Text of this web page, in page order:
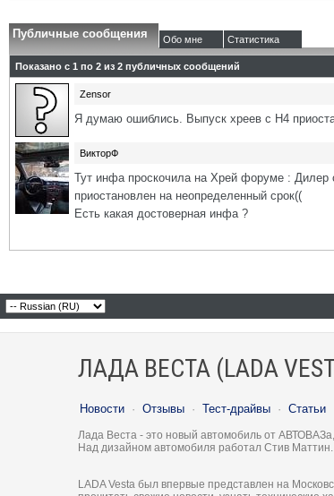
Публичные сообщения Обо мне Статистика
Показано с 1 по 2 из 2 публичных сообщений
Zensor
Я думаю ошиблись. Выпуск хреев с Н4
ВикторФ
Тут инфа проскочила на Хрей форуме : Дилер
приостановлен на неопределенный срок((
Есть какая достоверная инфа ?
ЛАДА ВЕСТА (LADA
Новости · Отзывы · Тест-драйвы · Статьи
Лада Веста - это новый автомобиль от
Над дизайном автомобиля работал Стив Маттин.
LADA Vesta был впервые представлен на